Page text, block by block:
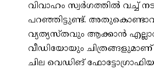
വിവാഹം സ്വർഗത്തിൽ വച്ച്
പറഞ്ഞിട്ടുണ്ട്.
വ്യത്യസ്തവും ആക്കാൻ
വീഡിയോയും
ചില വെഡിങ്